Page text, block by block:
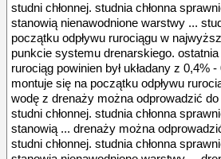
studni chłonnej. studnia chłonna
stanowią nienawodnione warstwy ...
początku odpływu rurociągu w
punkcie systemu drenarskiego.
rurociąg powinien był układany z 0,4%
montuje się na początku odpływu
wodę z drenaży można odprowadzić
studni chłonnej. studnia chłonna
stanowią ... drenaży można
studni chłonnej. studnia chłonna